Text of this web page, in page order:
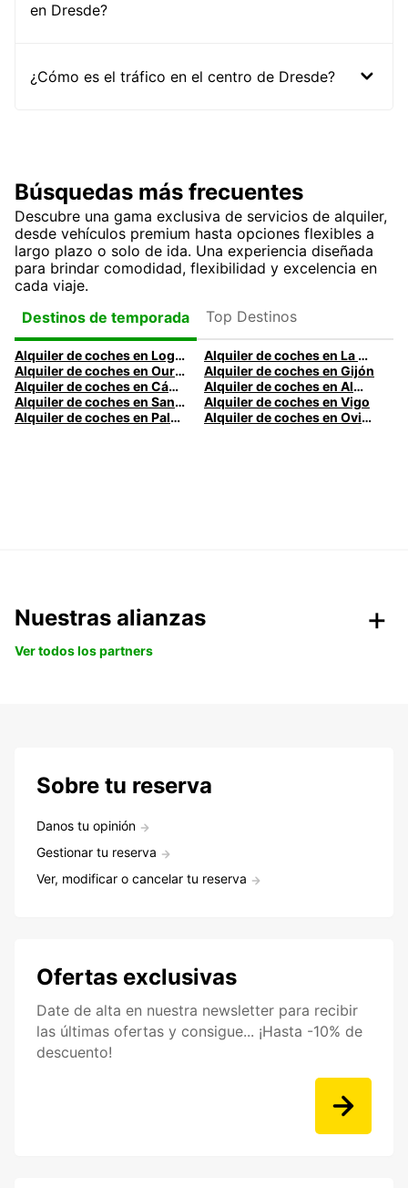
en Dresde?
¿Cómo es el tráfico en el centro de Dresde?
Búsquedas más frecuentes
Descubre una gama exclusiva de servicios de alquiler,
desde vehículos premium hasta opciones flexibles a
largo plazo o solo de ida. Una experiencia diseñada
para brindar comodidad, flexibilidad y excelencia en
cada viaje.
Destinos de temporada
Top Destinos
Alquiler de coches en Logroño
Alquiler de coches en La Coruña
Alquiler de coches en Ourense
Alquiler de coches en Gijón
Alquiler de coches en Cádiz
Alquiler de coches en Almería
Alquiler de coches en Santander
Alquiler de coches en Vigo
Alquiler de coches en Palma
Alquiler de coches en Oviedo
Nuestras alianzas
Ver todos los partners
Sobre tu reserva
Danos tu opinión
Gestionar tu reserva
Ver, modificar o cancelar tu reserva
Ofertas exclusivas
Date de alta en nuestra newsletter para recibir
las últimas ofertas y consigue... ¡Hasta -10% de
descuento!